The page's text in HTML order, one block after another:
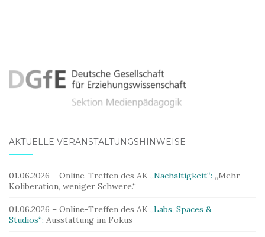
AKTUELLE VERANSTALTUNGSHINWEISE
01.06.2026 – Online-Treffen des AK „Nachaltigkeit“: „Mehr
Koliberation, weniger Schwere.“
01.06.2026 – Online-Treffen des AK „Labs, Spaces &
Studios“: Ausstattung im Fokus